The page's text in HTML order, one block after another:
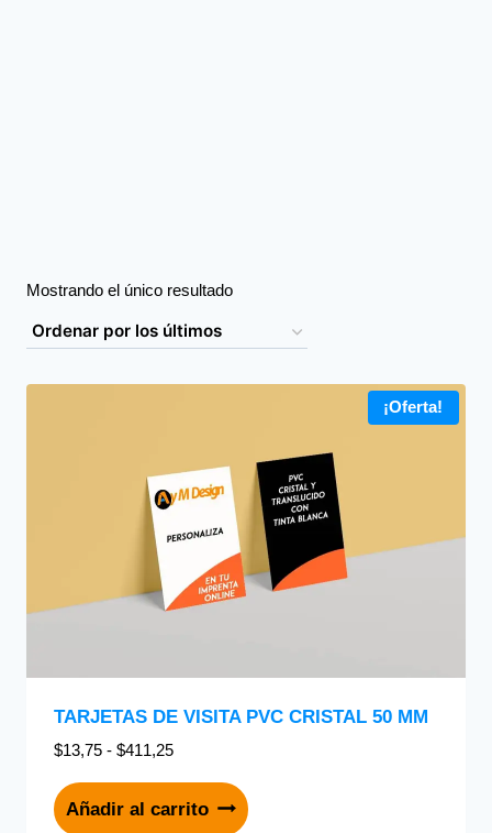
Mostrando el único resultado
¡Oferta!
TARJETAS DE VISITA PVC CRISTAL 50 MM
$13,75 - $411,25
Añadir al carrito